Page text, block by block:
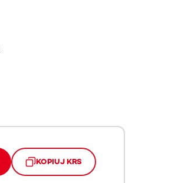
KOPIUJ KRS